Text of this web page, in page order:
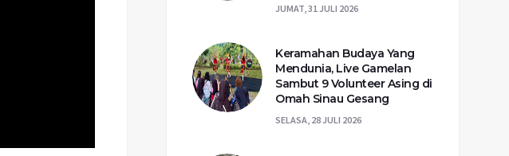
JUMAT, 31 JULI 2026
Keramahan Budaya Yang
Mendunia, Live Gamelan
Sambut 9 Volunteer Asing di
Omah Sinau Gesang
SELASA, 28 JULI 2026